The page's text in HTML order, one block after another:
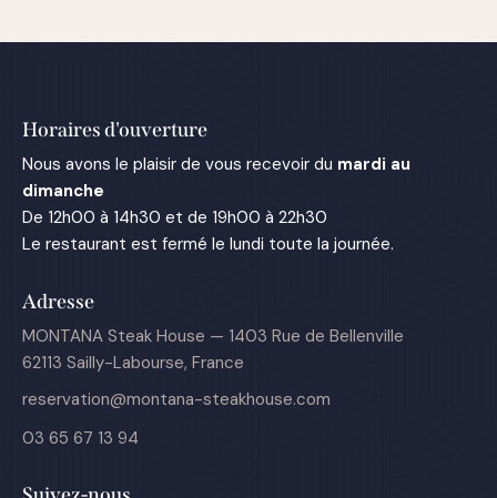
Horaires d'ouverture
Nous avons le plaisir de vous recevoir du mardi au
dimanche
De 12h00 à 14h30 et de 19h00 à 22h30
Le restaurant est fermé le lundi toute la journée.
Adresse
MONTANA Steak House — 1403 Rue de Bellenville
62113 Sailly-Labourse, France
reservation@montana-steakhouse.com
03 65 67 13 94